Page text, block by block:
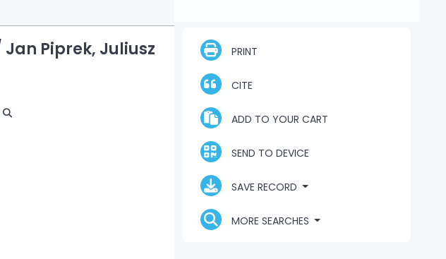
Jan Piprek, Juliusz
PRINT
CITE
ADD TO YOUR CART
SEND TO DEVICE
SAVE RECORD
MORE SEARCHES